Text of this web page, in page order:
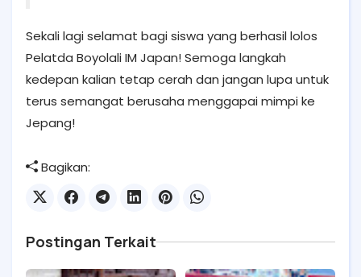
Sekali lagi selamat bagi siswa yang berhasil lolos
Pelatda Boyolali IM Japan! Semoga langkah
kedepan kalian tetap cerah dan jangan lupa untuk
terus semangat berusaha menggapai mimpi ke
Jepang!
Bagikan:
Postingan Terkait